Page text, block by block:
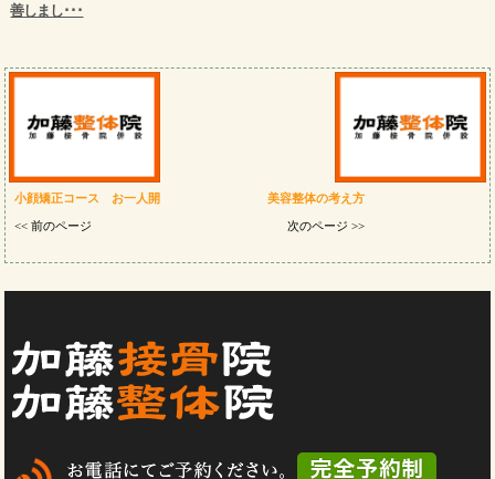
善しまし･･･
小顔矯正コース お一人開
<< 前のページ
美容整体の考え方
次のページ >>